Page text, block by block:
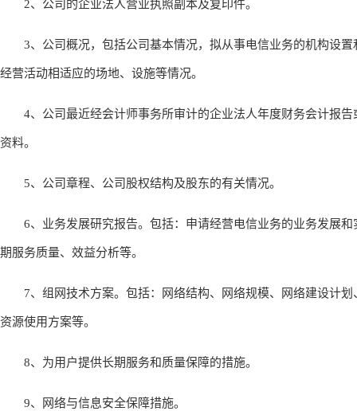
2、公司的企业法人营业执照副本及复印件。
3、公司概况，包括公司基本情况，拟从事电信业务的机构设置
经营活动相适应的场地、设施等情况。
4、公司最近经会计师事务所审计的企业法人年度财务会计报告
资料。
5、公司章程、公司股权结构及股东的有关情况。
6、业务发展研究报告。包括：申请经营电信业务的业务发展和
期服务质量、效益分析等。
7、组网技术方案。包括：网络结构、网络规模、网络建设计划
资源使用方案等。
8、为用户提供长期服务和质量保障的措施。
9、网络与信息安全保障措施。